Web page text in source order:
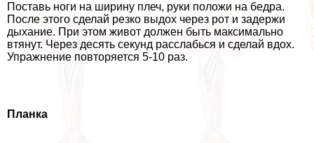
Поставь ноги на ширину плеч, руки положи на бедра.
После этого сделай резко выдох через рот и задержи
дыхание. При этом живот должен быть максимально
втянут. Через десять секунд расслабься и сделай вдох.
Упражнение повторяется 5-10 раз.
Планка